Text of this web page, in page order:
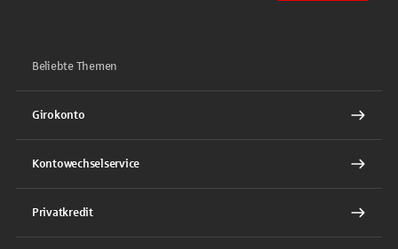
Beliebte Themen
Girokonto
Kontowechselservice
Privatkredit